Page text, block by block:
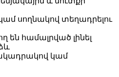
սողնակով տեղադրելու
են համալրված լինել
կամ